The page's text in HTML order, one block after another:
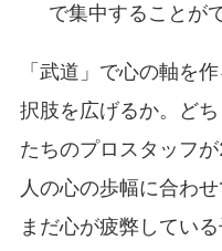
で集中することが
「武道」で心の軸を
択肢を広げるか。ど
たちのプロスタッフ
人の心の歩幅に合わ
まだ心が疲弊してい